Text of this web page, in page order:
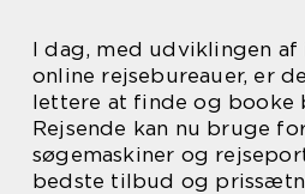
I dag, med udviklingen
online rejsebureauer, er
lettere at finde og booke
Rejsende kan nu bruge
søgemaskiner og
bedste tilbud og